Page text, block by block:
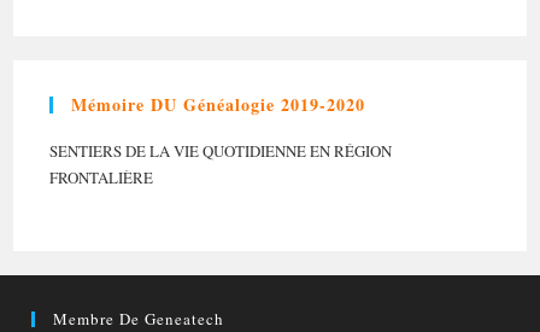
Mémoire DU Généalogie 2019-2020
SENTIERS DE LA VIE QUOTIDIENNE EN RÉGION
FRONTALIÈRE
Membre De Geneatech